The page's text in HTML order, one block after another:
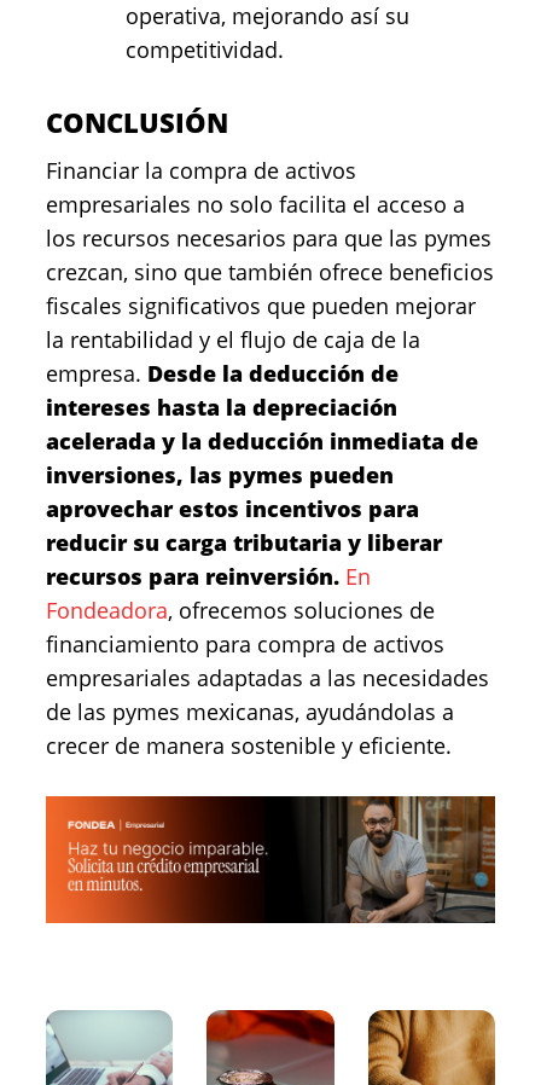
operativa, mejorando así su
competitividad.
CONCLUSIÓN
Financiar la compra de activos
empresariales no solo facilita el acceso a
los recursos necesarios para que las pymes
crezcan, sino que también ofrece beneficios
fiscales significativos que pueden mejorar
la rentabilidad y el flujo de caja de la
empresa. Desde la deducción de
intereses hasta la depreciación
acelerada y la deducción inmediata de
inversiones, las pymes pueden
aprovechar estos incentivos para
reducir su carga tributaria y liberar
recursos para reinversión. En
Fondeadora, ofrecemos soluciones de
financiamiento para compra de activos
empresariales adaptadas a las necesidades
de las pymes mexicanas, ayudándolas a
crecer de manera sostenible y eficiente.